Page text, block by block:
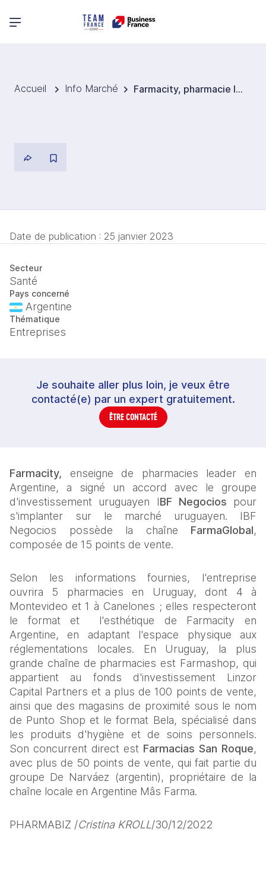
Menu principal
Accueil Info Marché Farmacity, pharmacie leader en Argentine débarque en Uruguay
Date de publication : 25 janvier 2023
Secteur
Santé
Pays concerné
Argentine
Thématique
Entreprises
Je souhaite aller plus loin, je veux être
contacté(e) par un expert gratuitement.
ÊTRE CONTACTÉ
Farmacity, enseigne de pharmacies leader en
Argentine, a signé un accord avec le groupe
d'investissement uruguayen IBF Negocios pour
s'implanter sur le marché uruguayen. IBF
Negocios possède la chaîne FarmaGlobal,
composée de 15 points de vente.
Selon les informations fournies, l'entreprise
ouvrira 5 pharmacies en Uruguay, dont 4 à
Montevideo et 1 à Canelones ; elles respecteront
le format et  l'esthétique de Farmacity en
Argentine, en adaptant l'espace physique aux
réglementations locales. En Uruguay, la plus
grande chaîne de pharmacies est Farmashop, qui
appartient au fonds d'investissement Linzor
Capital Partners et a plus de 100 points de vente,
ainsi que des magasins de proximité sous le nom
de Punto Shop et le format Bela, spécialisé dans
les produits d'hygiène et de soins personnels.
Son concurrent direct est Farmacias San Roque,
avec plus de 50 points de vente, qui fait partie du
groupe De Narváez (argentin), propriétaire de la
chaîne locale en Argentine Mâs Farma.
PHARMABIZ /Cristina KROLL /30/12/2022